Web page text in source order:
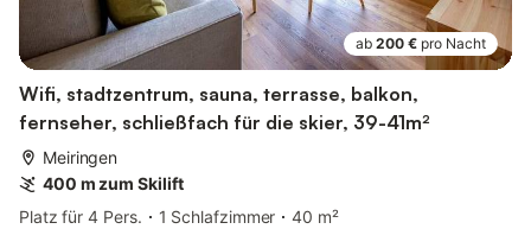
ab 200 € pro Nacht
Wifi, stadtzentrum, sauna, terrasse, balkon,
fernseher, schließfach für die skier, 39-41m²
Meiringen
400 m zum Skilift
Platz für 4 Pers.
1 Schlafzimmer
40 m²